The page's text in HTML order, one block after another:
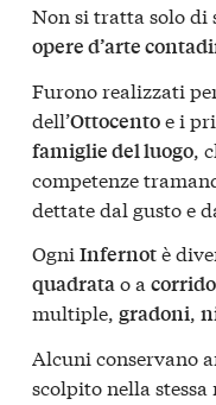
Non si tratta solo di
opere d’arte
Furono realizzati
dell’Ottocentoe i
famiglie del luogo,
competenze
dettate dal gusto e
Ogni Infernotè
quadratao a
multiple, gradoni,
Alcuni conservano
scolpito nella stessa